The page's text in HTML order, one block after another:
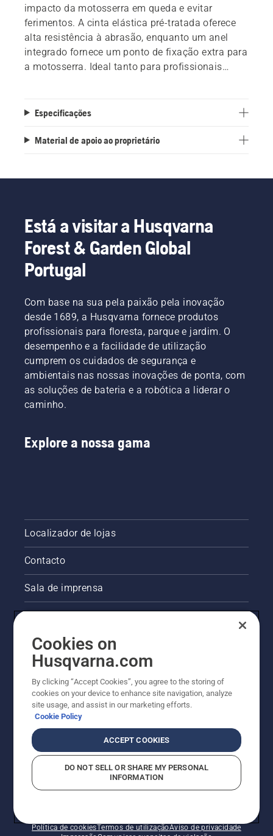
impacto da motosserra em queda e evitar
ferimentos. A cinta elástica pré-tratada oferece
alta resistência à abrasão, enquanto um anel
integrado fornece um ponto de fixação extra para
a motosserra. Ideal tanto para profissionais
Especificações
Material de apoio ao proprietário
Está a visitar a Husqvarna
Forest & Garden Global
Portugal
Com base na sua pela paixão pela inovação
desde 1689, a Husqvarna fornece produtos
profissionais para floresta, parque e jardim. O
desempenho e a facilidade de utilização
cumprem os cuidados de segurança e
ambientais nas nossas inovações de ponta, com
as soluções de bateria e a robótica a liderar o
caminho.
Explore a nossa gama
Localizador de lojas
Contacto
Sala de imprensa
Outros websites da Husqvarna
A abordagem da Husqvarna à sustentabilidade
Política de cookiesTermos de utilizaçãoAviso de privacidade
Cookies on
Husqvarna.com
By clicking “Accept Cookies”, you agree to the storing of
cookies on your device to enhance site navigation, analyze
site usage, and assist in our marketing efforts.
Cookie Policy
ACCEPT COOKIES
DO NOT SELL OR SHARE MY PERSONAL
INFORMATION